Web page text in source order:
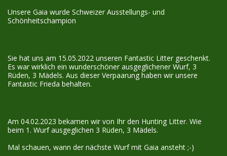
Unsere Gaia wurde Schweizer Ausstellungs- und
Schönheitschampion
Sie hat uns am 15.05.2022 unseren Fantastic Litter geschenkt.
Es war wirklich ein wunderschöner ausgeglichener Wurf, 3
Rüden, 3 Mädels. Aus dieser Verpaarung haben wir unsere
Fantastic Frieda behalten.
Am 04.02.2023 bekamen wir von Ihr den Hunting Litter. Wie
beim 1. Wurf ausgeglichen 3 Rüden, 3 Mädels.
Mal schauen, wann der nächste Wurf mit Gaia ansteht ;-)